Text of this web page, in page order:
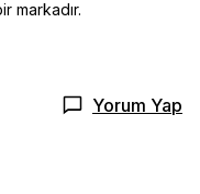
markadır.
Yorum Yap